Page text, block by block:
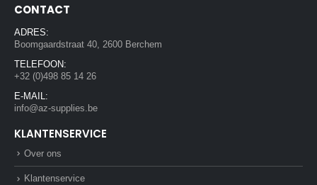
CONTACT
ADRES:
Boomgaardstraat 40, 2600 Berchem
TELEFOON:
+32 (0)498 85 14 26
E-MAIL:
info@az-supplies.be
KLANTENSERVICE
Over ons
Klantenservice